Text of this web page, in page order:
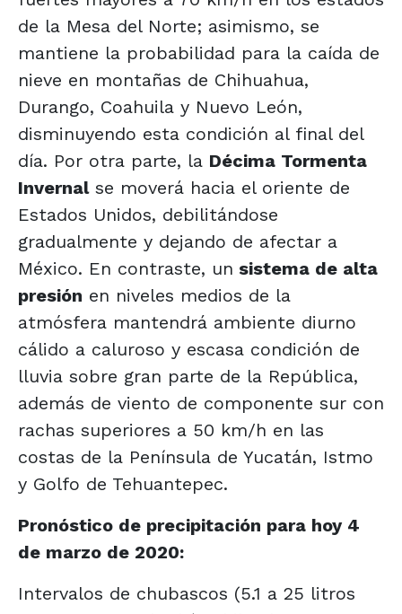
de la Mesa del Norte; asimismo, se
mantiene la probabilidad para la caída de
nieve en montañas de Chihuahua,
Durango, Coahuila y Nuevo León,
disminuyendo esta condición al final del
día. Por otra parte, la Décima Tormenta
Invernalse moverá hacia el oriente de
Estados Unidos, debilitándose
gradualmente y dejando de afectar a
México. En contraste, un sistema de alta
presión en niveles medios de la
atmósfera mantendrá ambiente diurno
cálido a caluroso y escasa condición de
lluvia sobre gran parte de la República,
además de viento de componente sur con
rachas superiores a 50 km/h en las
costas de la Península de Yucatán, Istmo
y Golfo de Tehuantepec.
Pronóstico de precipitación para hoy 4
de marzo de 2020:
Intervalos de chubascos (5.1 a 25 litros